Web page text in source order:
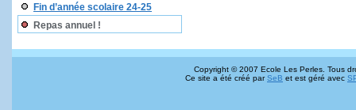
Fin d’année scolaire 24-25
Repas annuel !
Copyright © 2007 Ecole Les Perles. Tous
Ce site a été créé parSeB et est géré avec